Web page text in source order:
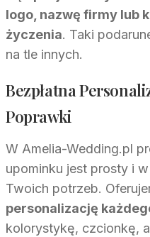
logo, nazwę firmy lub
życzenia. Taki
na tle innych.
Bezpłatna
Poprawki
W Amelia-Wedding.pl
upominku jest prosty i
Twoich potrzeb.
personalizację
kolorystykę, czcionkę,